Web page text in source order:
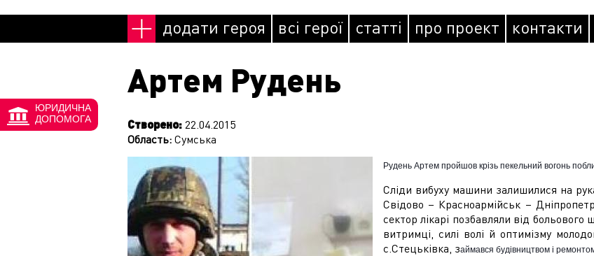
додати героя всі герої статті про проект контакти
Артем Рудень
Створено: 22.04.2015
Область:Сумська
Рудень Артем пройшов крізь пекельний вогонь
Сліди вибуху машини залишилися на
Свідово – Красноармійськ –
сектор лікарі позбавляли від
витримці, силі волі й оптимізму
с.Стецьківка, займався будівництвом і
ЮРИДИЧНА
ДОПОМОГА